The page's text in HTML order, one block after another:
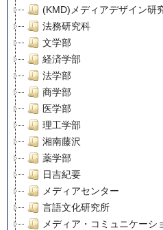
(KMD)メディアデザイン研
法務研究科
文学部
経済学部
法学部
商学部
医学部
理工学部
湘南藤沢
薬学部
日吉紀要
メディアセンター
言語文化研究所
メディア・コミュニケーシ